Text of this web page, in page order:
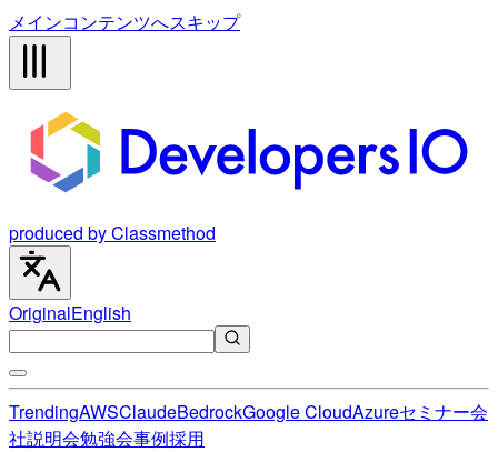
メインコンテンツへスキップ
produced by Classmethod
OriginalEnglish
TrendingAWSClaudeBedrockGoogle CloudAzureセミナー会
社説明会勉強会事例採用